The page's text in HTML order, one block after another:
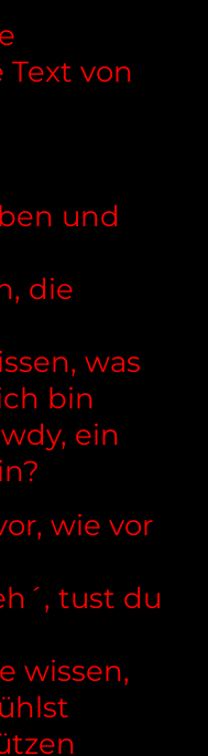
von
und
die
was
bin
ein
wie vor
tust du
wissen,